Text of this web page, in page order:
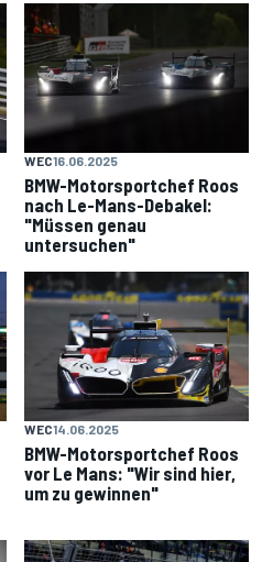
WEC16.06.2025
BMW-Motorsportchef Roos
nach Le-Mans-Debakel:
"Müssen genau
untersuchen"
WEC14.06.2025
BMW-Motorsportchef Roos
vor Le Mans: "Wir sind hier,
um zu gewinnen"